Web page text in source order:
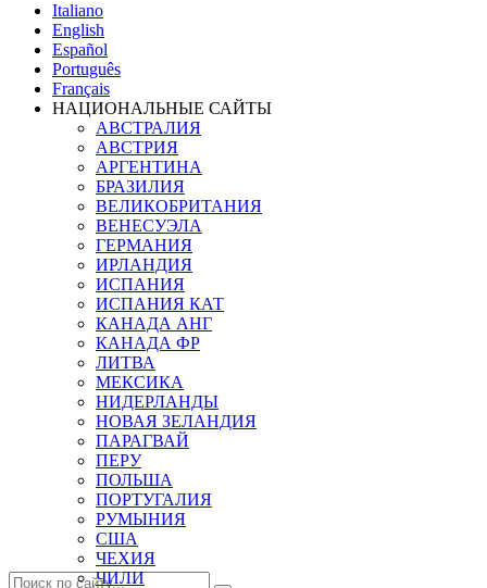
Italiano
English
Español
Português
Français
НАЦИОНАЛЬНЫЕ САЙТЫ
АВСТРАЛИЯ
АВСТРИЯ
АРГЕНТИНА
БРАЗИЛИЯ
ВЕЛИКОБРИТАНИЯ
ВЕНЕСУЭЛА
ГЕРМАНИЯ
ИРЛАНДИЯ
ИСПАНИЯ
ИСПАНИЯ КАТ
КАНАДА АНГ
КАНАДА ФР
ЛИТВА
МЕКСИКА
НИДЕРЛАНДЫ
НОВАЯ ЗЕЛАНДИЯ
ПАРАГВАЙ
ПЕРУ
ПОЛЬША
ПОРТУГАЛИЯ
РУМЫНИЯ
США
ЧЕХИЯ
ЧИЛИ